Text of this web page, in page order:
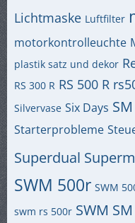
Lichtmaske Luftfilter
motorkontrolleuchte
plastik satz und dekor
RS 300 R RS 500 R
Silvervase Six Days
Starterprobleme
Superdual
SWM 500r SWM
swm rs 500r SWM